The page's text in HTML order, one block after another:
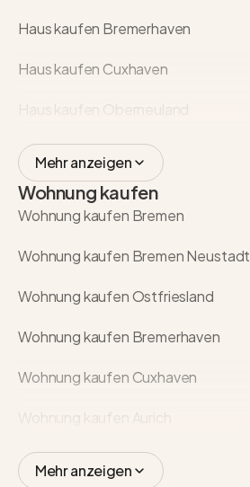
Haus kaufen Bremerhaven
Haus kaufen Cuxhaven
Mehr anzeigen
Wohnung kaufen
Wohnung kaufen Bremen
Wohnung kaufen Bremen Neustadt
Wohnung kaufen Ostfriesland
Wohnung kaufen Bremerhaven
Wohnung kaufen Cuxhaven
Mehr anzeigen